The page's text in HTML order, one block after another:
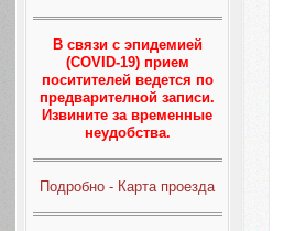
В связи с эпидемией
(COVID-19) прием
поситителей ведется по
предварителной записи.
Извините за временные
неудобства.
Подробно - Карта проезда